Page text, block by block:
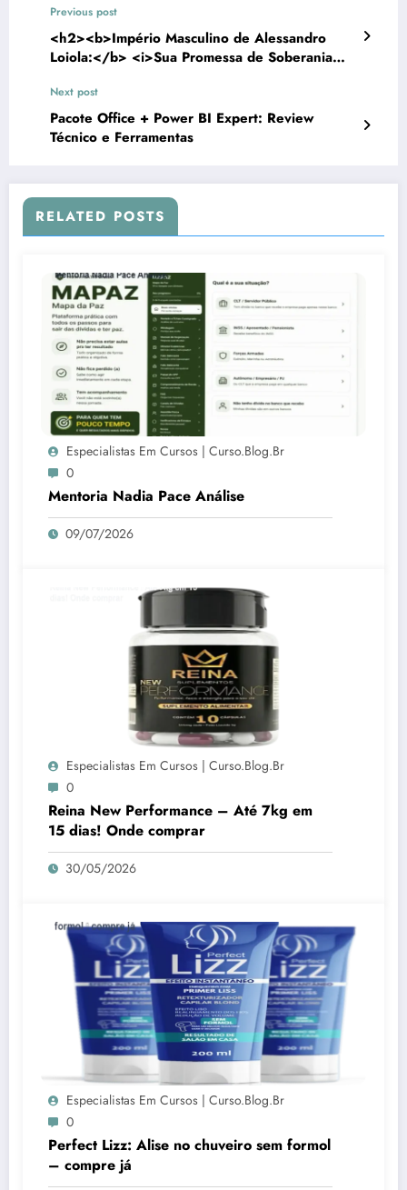
Previous post
<h2><b>Império Masculino de Alessandro
Loiola:</b> <i>Sua Promessa de Soberania
Next post
Pacote Office + Power BI Expert: Review
Técnico e Ferramentas
RELATED POSTS
Especialistas Em Cursos | Curso.blog.br
0
Mentoria Nadia Pace Análise
09/07/2026
Especialistas Em Cursos | Curso.blog.br
0
Reina New Performance – Até 7kg em
15 dias! Onde comprar
30/05/2026
Especialistas Em Cursos | Curso.blog.br
0
Perfect Lizz: Alise no chuveiro sem formol
– compre já